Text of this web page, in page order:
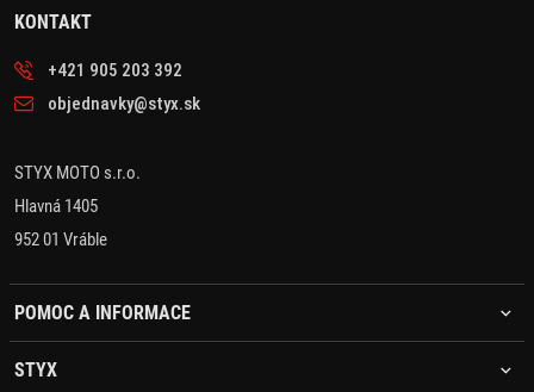
KONTAKT
+421 905 203 392
objednavky@styx.sk
STYX MOTO s.r.o.
Hlavná 1405
952 01 Vráble
POMOC A INFORMACE
STYX